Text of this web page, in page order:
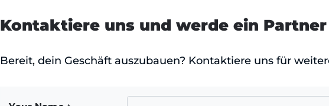
Kontaktiere uns und werde ein Partner
Bereit, dein Geschäft auszubauen? Kontaktiere uns für